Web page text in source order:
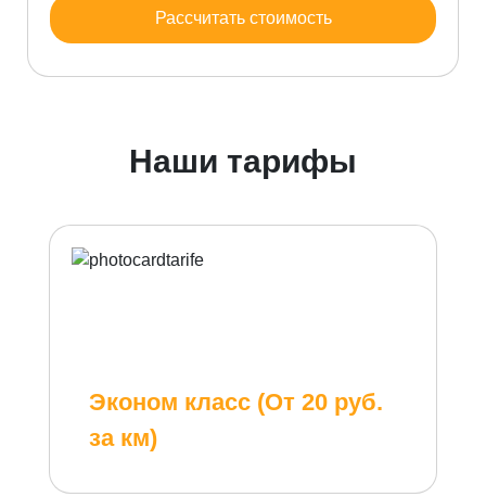
Рассчитать стоимость
Наши тарифы
Эконом класс (От 20 руб.
за км)